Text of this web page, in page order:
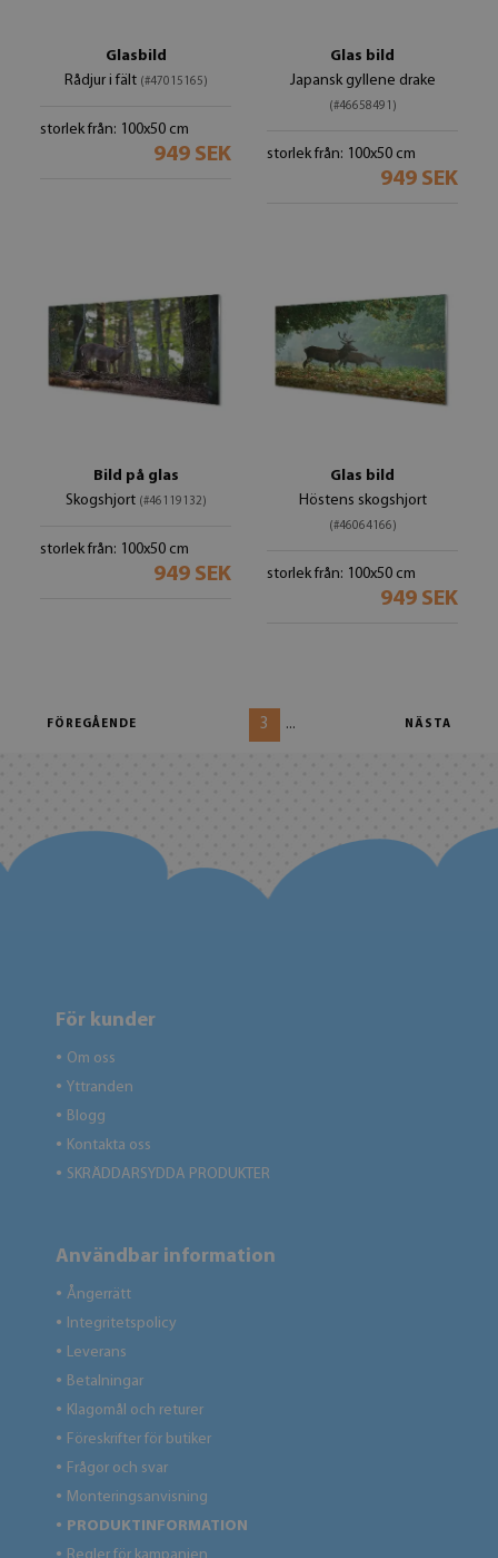
Glasbild
Rådjur i fält (#47015165)
storlek från: 100x50 cm
949 SEK
Glas bild
Japansk gyllene drake
(#46658491)
storlek från: 100x50 cm
949 SEK
Bild på glas
Skogshjort (#46119132)
storlek från: 100x50 cm
949 SEK
Glas bild
Höstens skogshjort
(#46064166)
storlek från: 100x50 cm
949 SEK
FÖREGÅENDE 3 ... NÄSTA
För kunder
● Om oss
● Yttranden
● Blogg
● Kontakta oss
● SKRÄDDARSYDDA PRODUKTER
Användbar information
● Ångerrätt
● Integritetspolicy
● Leverans
● Betalningar
● Klagomål och returer
● Föreskrifter för butiker
● Frågor och svar
● Monteringsanvisning
● PRODUKTINFORMATION
●